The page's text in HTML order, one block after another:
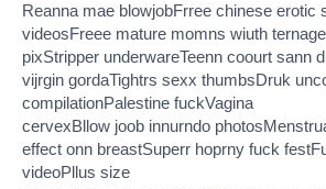
Reanna mae blowjobFrree chinese erotic
videosFreee mature momns wiuth
pixStripper underwareTeenn coourt sann
vijrgin gordaTightrs sexx thumbsDruk
compilationPalestine fuckVagina
cervexBllow joob innurndo
effect onn breastSuperr hoprny fuck
videoPllus size